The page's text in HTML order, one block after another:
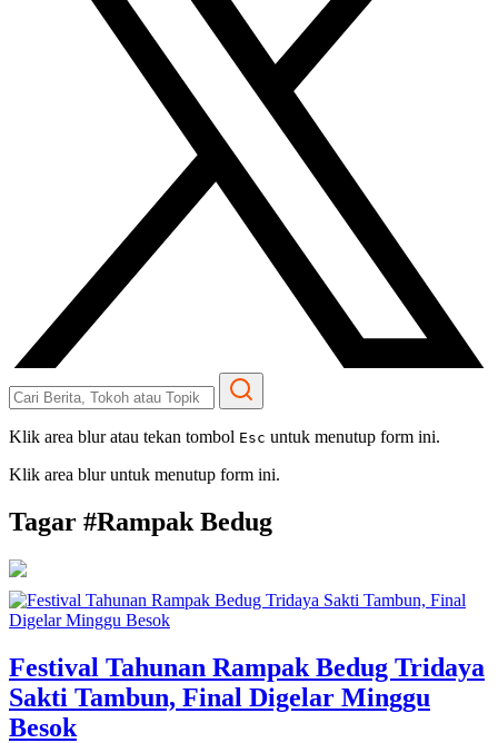
Klik area blur atau tekan tombol Esc untuk menutup form ini.
Klik area blur untuk menutup form ini.
Tagar #Rampak Bedug
Festival Tahunan Rampak Bedug Tridaya
Sakti Tambun, Final Digelar Minggu
Besok